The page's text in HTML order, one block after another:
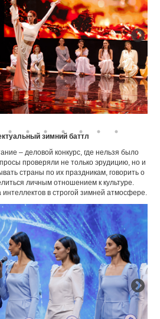
зимний баттл
– деловой конкурс, где нельзя было
проверяли не только эрудицию, но и
страны по их праздникам, говорить о
личным отношением к культуре.
в строгой зимней атмосфере.